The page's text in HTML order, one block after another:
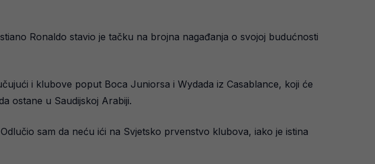
Ronaldo stavio je tačku na brojna nagađanja o svojoj budućnosti
i klubove poput Boca Juniorsa i Wydada iz Casablance, koji će
ostane u Saudijskoj Arabiji.
sam da neću ići na Svjetsko prvenstvo klubova, iako je istina